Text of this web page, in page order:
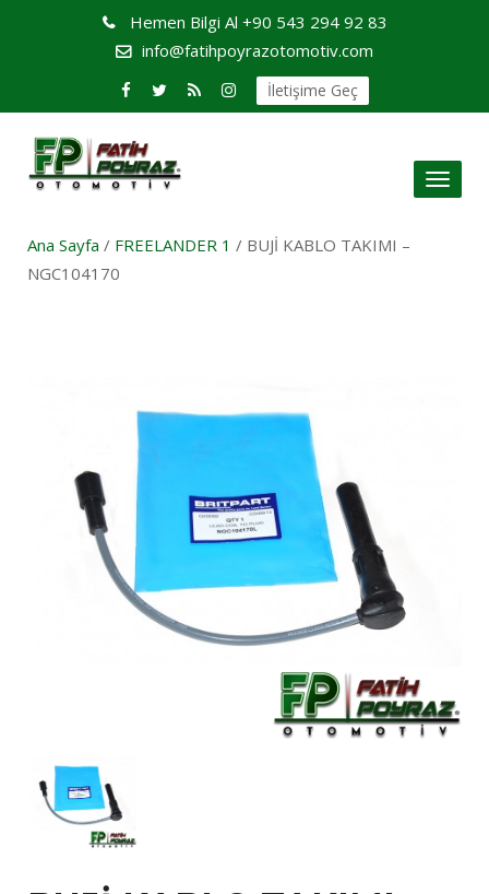
Hemen Bilgi Al +90 543 294 92 83
info@fatihpoyrazotomotiv.com
İletişime Geç
Toggle
Ana Sayfa / FREELANDER 1 / BUJİ KABLO TAKIMI –
NGC104170